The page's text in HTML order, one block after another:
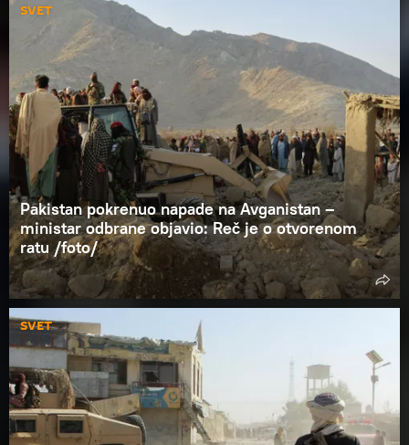
SVET
Pakistan pokrenuo napade na Avganistan –
ministar odbrane objavio: Reč je o otvorenom
ratu /foto/
SVET